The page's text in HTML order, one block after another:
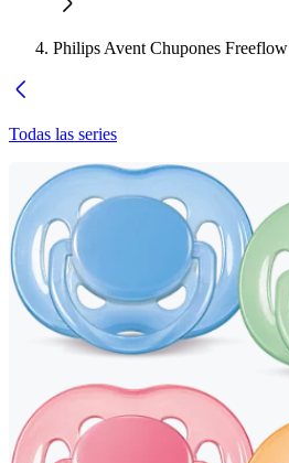
Philips Avent Chupones Freeflow
Todas las series